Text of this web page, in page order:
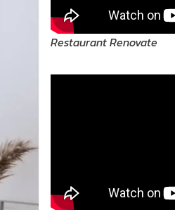
Restaurant Renovate